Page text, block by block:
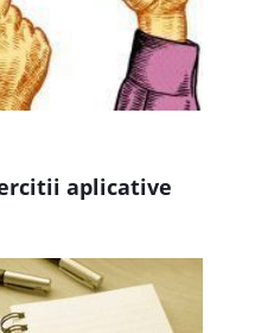
aplicative